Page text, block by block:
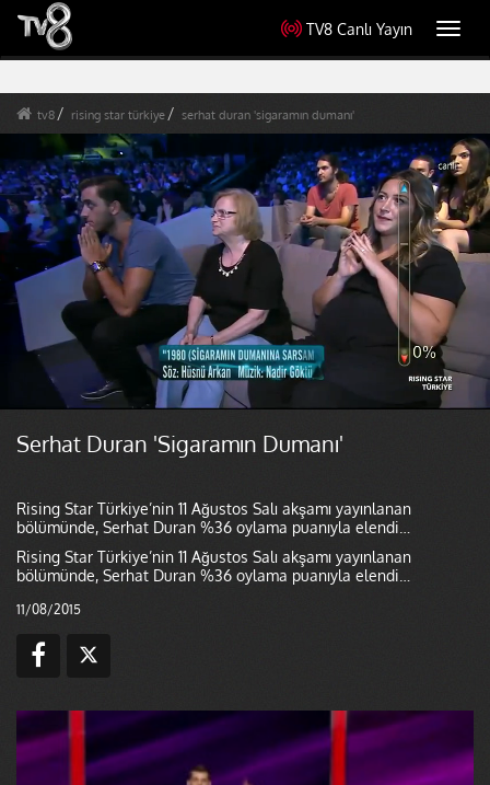
TV8 Canlı Yayın
tv8 rising star türkiye serhat duran 'sigaramın dumanı'
Serhat Duran 'Sigaramın Dumanı'
Rising Star Türkiye’nin 11 Ağustos Salı akşamı yayınlanan
bölümünde, Serhat Duran %36 oylama puanıyla elendi…
Rising Star Türkiye’nin 11 Ağustos Salı akşamı yayınlanan
bölümünde, Serhat Duran %36 oylama puanıyla elendi…
11/08/2015